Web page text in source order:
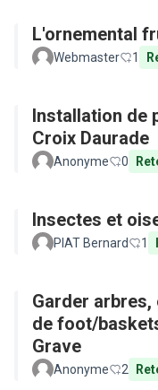
L'ornemental
Webmaster 1
Installation de
Croix Daurade
Anonyme 0
Insectes et
PIAT Bernard 1
Garder
de foot/
Grave
Anonyme 2